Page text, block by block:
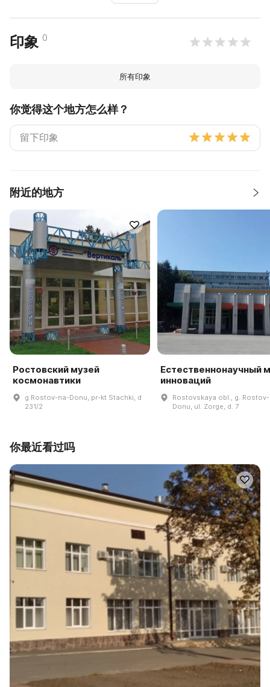
印象 0
所有印象
你觉得这个地方怎么样？
附近的地方
Ростовский музей
космонавтики
g Rostov-na-Donu, pr-kt Stachki, d
231/2
Естественнонаучный
инноваций
Rostovskaya obl., g.
Donu, ul. Zorge, d. 7
你最近看过吗